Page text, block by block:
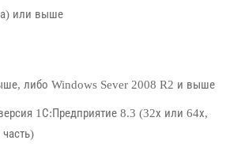
или выше
либо Windows Sever 2008 R2 и выше
1С:Предприятие 8.3 (32х или 64х,